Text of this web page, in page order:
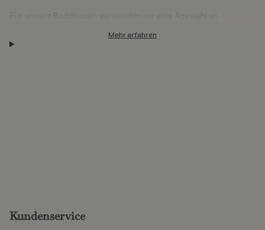
Mehr erfahren
die Verwendung von recycelten Materialien in Produkten zu
erhöhen und den Schaden, den die Produktion verursacht, zu
Kundenservice